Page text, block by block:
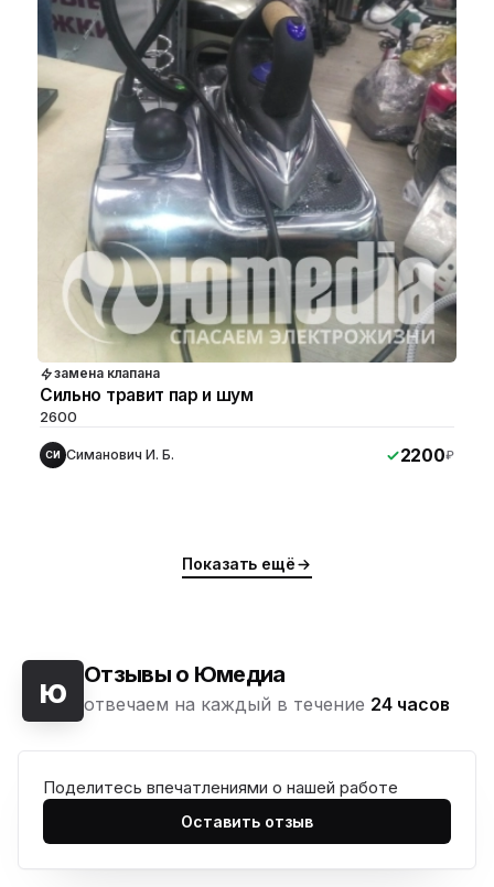
замена клапана
Сильно травит пар и шум
2600
СИ Симанович И. Б. 2200₽
Показать ещё
ю Отзывы о Юмедиа
отвечаем на каждый в течение 24 часов
Поделитесь впечатлениями о нашей работе
Оставить отзыв